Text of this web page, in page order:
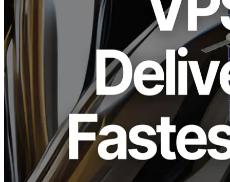
ELSOUL LABO B.V.（總部：荷蘭阿姆斯特丹；CEO：
Fumitake Kawasaki）運營的 ERPC 對其專為 Solana 網路最佳
化的 VPS 產品進行了重大改進。
ERPC VPS 核心改進